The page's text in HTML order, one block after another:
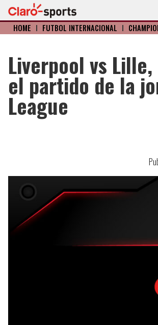
HOME I FÚTBOL INTERNACIONAL I
Liverpool vs
el partido de la
League